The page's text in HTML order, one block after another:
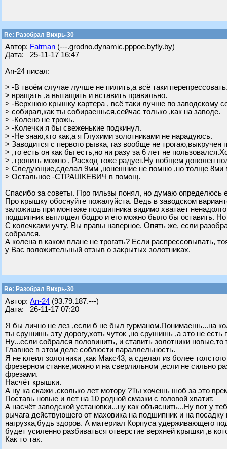
Re: Разобрал Вихрь-30
Автор: Fatman (---.grodno.dynamic.pppoe.byfly.by)
Дата: 25-11-17 16:47
An-24 писал:
> -В твоём случае лучше не пилить,а всё таки
> вращать ,а вытащить и вставить правильно.
> -Верхнюю крышку картера , всё таки лучше по заводскому
> собирал,как ты собираешься,сейчас только ,как на заводе.
> -Колено не трожь.
> -Колечки я бы свеженькие подкинул.
> -Не знаю,кто как,а я Глухими золотниками не нарадуюсь.
> Заводится с первого рывка, газ вообще не трогаю,выкручен
> ,то есть он как бы есть,но ни разу за 6 лет не
> ,тролить можно , Расход тоже радует.Ну вобщем доволен
> Следующие,сделал 9мм ,нонешние не помню ,но толще 8ми
> Остальное -СТРАШКЕВИЧ в помощ.
Спасибо за советы. Про гильзы понял, но думаю
Про крышку обоснуйте пожалуйста. Ведь в заводском
заложишь при монтаже подшипника видимо хватает
подшипник выглядел бодро и его можно было бы оставить.
С колечками учту, Вы правы наверное. Опять же, если
собрался.
А колена в каком плане не трогать? Если распрессовывать,
у Вас положительный отзыв о закрытых золотниках.
Re: Разобрал Вихрь-30
Автор: An-24 (93.79.187.---)
Дата: 26-11-17 07:20
Я бы лично не лез ,если б не был гурманом.Понимаешь...на
ты срушишь эту дорогу,хоть чуток ,но срушишь ,а это не есть
Ну...если собрался половинить, и ставить золотники
Главное в этом деле соблюсти параллельность.
Я не клеил золотники ,как Макс43, а сделал из более
фрезерном станке,можно и на сверлильном ,если не сильно
фрезами.
Насчёт крышки.
А ну ка скажи ,сколько лет мотору ?Ты хочешь шоб за это
Поставь новые и лет на 10 родной смазки с головой хватит.
А насчёт заводской установки...ну как объяснить...Ну вот у
рычага действующего от маховика на подшипник и на
нагрузка,будь здоров. А материал Корпуса удерживающего
будет усиленно разбиваться отверстие верхней крышки ,в
Как то так.